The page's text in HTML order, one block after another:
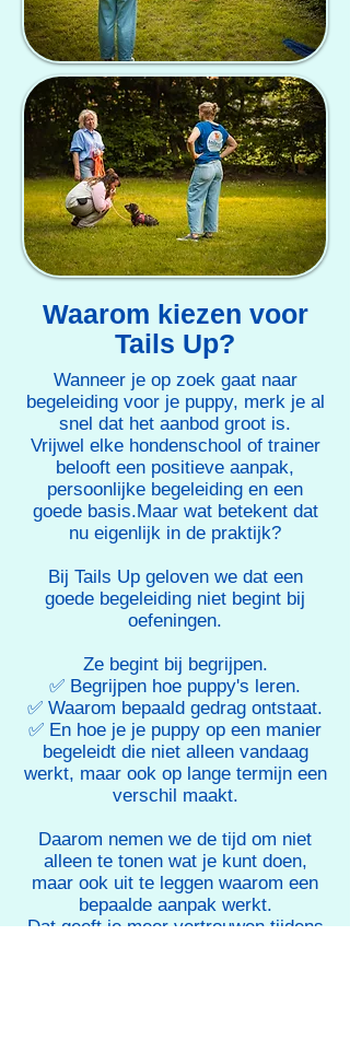
Waarom kiezen voor
Tails Up?
Wanneer je op zoek gaat naar
begeleiding voor je puppy, merk je al
snel dat het aanbod groot is.
Vrijwel elke hondenschool of trainer
belooft een positieve aanpak,
persoonlijke begeleiding en een
goede basis.Maar wat betekent dat
nu eigenlijk in de praktijk?​
Bij Tails Up geloven we dat een
goede begeleiding niet begint bij
oefeningen.
Ze begint bij begrijpen.
✅ Begrijpen hoe puppy's leren.
✅ Waarom bepaald gedrag ontstaat.
✅ En hoe je je puppy op een manier
begeleidt die niet alleen vandaag
werkt, maar ook op lange termijn een
verschil maakt.
Daarom nemen we de tijd om niet
alleen te tonen wat je kunt doen,
maar ook uit te leggen waarom een
bepaalde aanpak werkt.
Dat geeft je meer vertrouwen tijdens